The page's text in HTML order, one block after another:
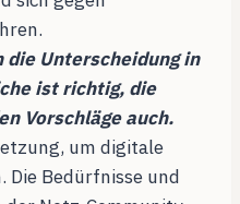
die Unterscheidung in
ist richtig, die
Vorschläge auch.
um digitale
Die Bedürfnisse und